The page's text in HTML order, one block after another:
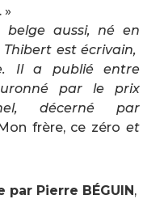
belge aussi, né en
Thibert est écrivain,
Il a publié entre
par le prix
décerné par
frère, ce zéroet
par Pierre BÉGUIN,